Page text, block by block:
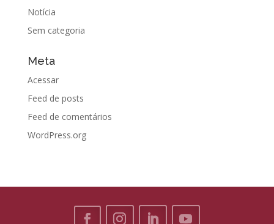
Notícia
Sem categoria
Meta
Acessar
Feed de posts
Feed de comentários
WordPress.org